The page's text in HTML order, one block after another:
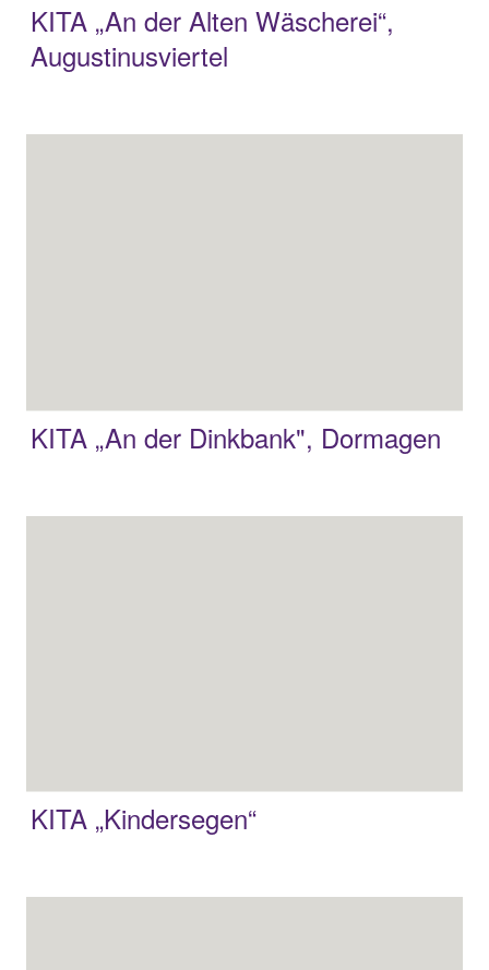
KITA „An der Alten Wäscherei“,
Augustinusviertel
KITA „An der Dinkbank", Dormagen
KITA „Kindersegen“